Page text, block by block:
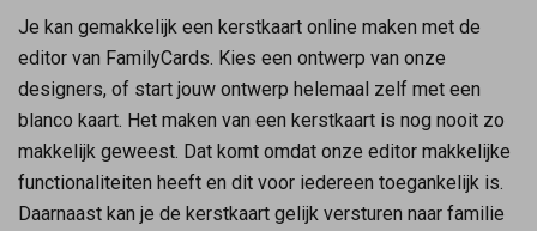
Je kan gemakkelijk een kerstkaart online maken met de
editor van FamilyCards. Kies een ontwerp van onze
designers, of start jouw ontwerp helemaal zelf met een
blanco kaart. Het maken van een kerstkaart is nog nooit zo
makkelijk geweest. Dat komt omdat onze editor makkelijke
functionaliteiten heeft en dit voor iedereen toegankelijk is.
Daarnaast kan je de kerstkaart gelijk versturen naar familie